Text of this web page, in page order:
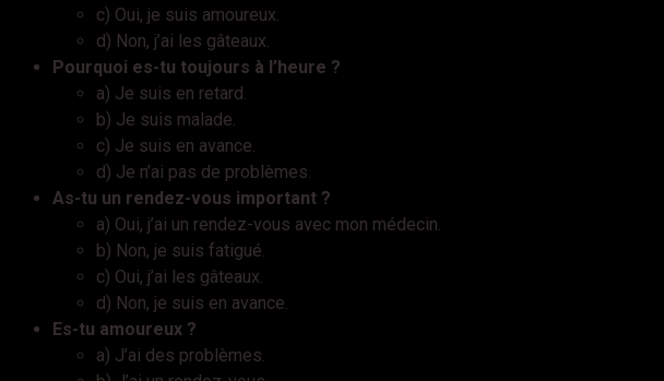
c) Oui, je suis amoureux.
d) Non, j’ai les gâteaux.
Pourquoi es-tu toujours à l’heure ?
a) Je suis en retard.
b) Je suis malade.
c) Je suis en avance.
d) Je n’ai pas de problèmes.
As-tu un rendez-vous important ?
a) Oui, j’ai un rendez-vous avec mon médecin.
b) Non, je suis fatigué.
c) Oui, j’ai les gâteaux.
d) Non, je suis en avance.
Еs-tu amoureux ?
a) J’ai des problèmes.